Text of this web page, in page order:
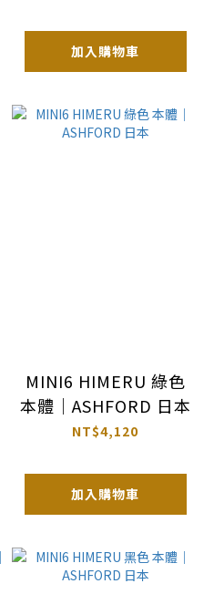
PAD 日本
加入購物車
MINI6 HIMERU 綠色
本體｜ASHFORD 日本
NT$4,120
加入購物車